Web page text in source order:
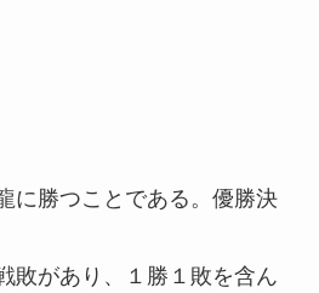
に勝つことである。優勝決
敗があり、１勝１敗を含ん